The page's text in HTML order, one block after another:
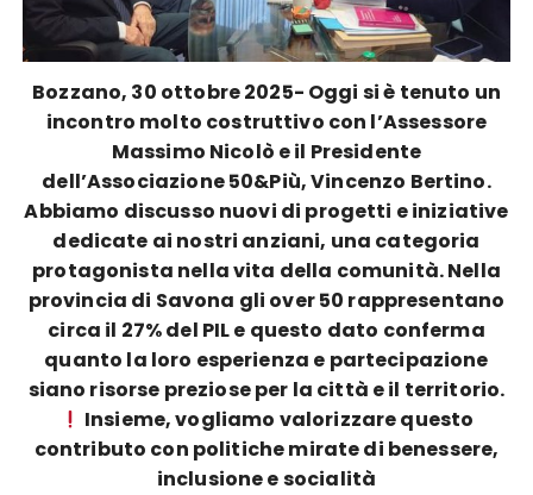
Bozzano, 30 ottobre 2025- Oggi si è tenuto un
incontro molto costruttivo con l’Assessore
Massimo Nicolò e il Presidente
dell’Associazione 50&Più, Vincenzo Bertino.
Abbiamo discusso nuovi di progetti e iniziative
dedicate ai nostri anziani, una categoria
protagonista nella vita della comunità. Nella
provincia di Savona gli over 50 rappresentano
circa il 27% del PIL e questo dato conferma
quanto la loro esperienza e partecipazione
siano risorse preziose per la città e il territorio.
Insieme, vogliamo valorizzare questo
contributo con politiche mirate di benessere,
inclusione e socialità